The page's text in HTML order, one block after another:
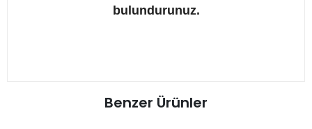
bulundurunuz.
Benzer Ürünler